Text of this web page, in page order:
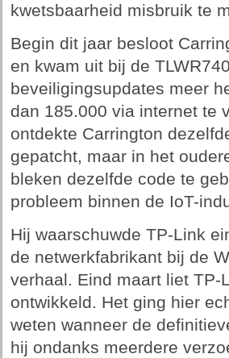
kwetsbaarheid misbruik te
Begin dit jaar besloot
en kwam uit bij de
beveiligingsupdates meer
dan 185.000 via internet te
ontdekte Carrington
gepatcht, maar in het
bleken dezelfde code te
probleem binnen de IoT-
Hij waarschuwde TP-Link
de netwerkfabrikant bij de
verhaal. Eind maart liet TP-
ontwikkeld. Het ging hier
weten wanneer de
hij ondanks meerdere